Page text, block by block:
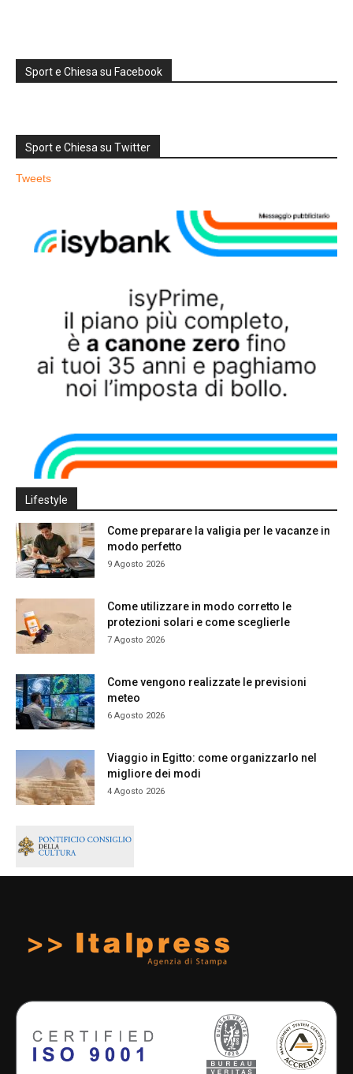
Sport e Chiesa su Facebook
Sport e Chiesa su Twitter
Tweets
Lifestyle
Come preparare la valigia per le vacanze in
modo perfetto
9 Agosto 2026
Come utilizzare in modo corretto le
protezioni solari e come sceglierle
7 Agosto 2026
Come vengono realizzate le previsioni
meteo
6 Agosto 2026
Viaggio in Egitto: come organizzarlo nel
migliore dei modi
4 Agosto 2026